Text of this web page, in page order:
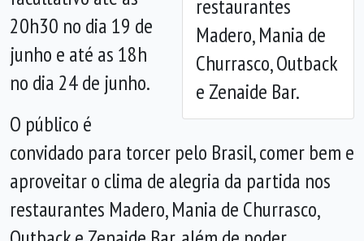
restaurantes
Madero, Mania de
Churrasco, Outback
e Zenaide Bar.
20h30 no dia 19 de
junho e até as 18h
no dia 24 de junho.
O público é
convidado para torcer pelo Brasil, comer bem e
aproveitar o clima de alegria da partida nos
restaurantes Madero, Mania de Churrasco,